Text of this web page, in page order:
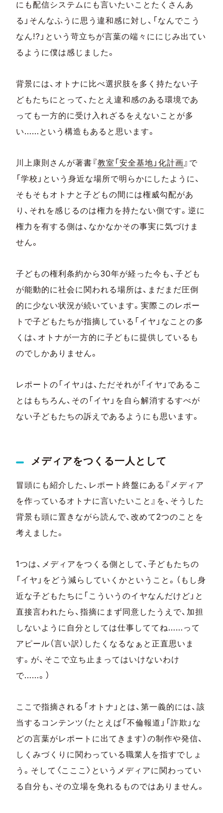
にも配信システムにも言いたいことたくさんあ
る」そんなふうに思う違和感に対し、「なんでこう
なん!?」という苛立ちが言葉の端々ににじみ出てい
るように僕は感じました。
背景には、オトナに比べ選択肢を多く持たない子
どもたちにとって、たとえ違和感のある環境であ
っても一方的に受け入れざるをえないことが多
い……という構造もあると思います。
川上康則さんが著書『教室「安全基地」化計画』で
「学校」という身近な場所で明らかにしたように、
そもそもオトナと子どもの間には権威勾配があ
り、それを感じるのは権力を持たない側です。逆に
権力を有する側は、なかなかその事実に気づけま
せん。
子どもの権利条約から30年が経った今も、子ども
が能動的に社会に関われる場所は、まだまだ圧倒
的に少ない状況が続いています。実際このレポー
トで子どもたちが指摘している「イヤ」なことの多
くは、オトナが一方的に子どもに提供しているも
のでしかありません。
レポートの「イヤ」は、ただそれが「イヤ」であるこ
とはもちろん、その「イヤ」を自ら解消するすべが
ない子どもたちの訴えであるようにも思います。
メディアをつくる一人として
冒頭にも紹介した、レポート終盤にある『メディア
を作っているオトナに言いたいこと』を、そうした
背景も頭に置きながら読んで、改めて2つのことを
考えました。
1つは、メディアをつくる側として、子どもたちの
「イヤ」をどう減らしていくかということ。（もし身
近な子どもたちに「こういうのイヤなんだけど」と
直接言われたら、指摘にまず同意したうえで、加担
しないように自分としては仕事しててね……って
アピール（言い訳）したくなるなぁと正直思いま
す。が、そこで立ち止まってはいけないわけ
で……。）
ここで指摘される「オトナ」とは、第一義的には、該
当するコンテンツ（たとえば「不倫報道」「詐欺」な
どの言葉がレポートに出てきます）の制作や発信、
しくみづくりに関わっている職業人を指すでしょ
う。そして〈こここ〉というメディアに関わってい
る自分も、その立場を免れるものではありません。